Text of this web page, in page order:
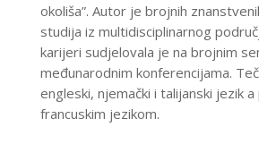
okoliša”. Autor je brojnih
studija iz multidisciplinarnog
karijeri sudjelovala je na brojnim
međunarodnim konferencijama.
engleski, njemački i talijanski jezik
francuskim jezikom.